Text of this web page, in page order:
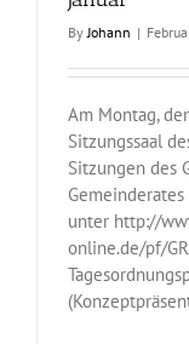
ByJohann |
Am Montag,
Sitzungssaal
Sitzungen des
unter http://
online.de/pf/